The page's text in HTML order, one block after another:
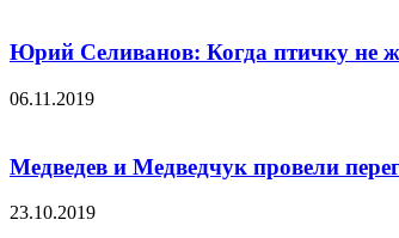
Юрий Селиванов: Когда птичку не
06.11.2019
Медведев и Медведчук провели
23.10.2019